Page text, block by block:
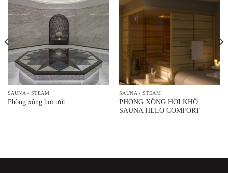
SAUNA - STEAM
Phòng xông hơi ướt
SAUNA - STEAM
PHÒNG XÔNG HƠI KHÔ
SAUNA HELO COMFORT